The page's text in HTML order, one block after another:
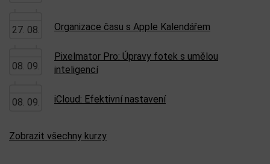
27. 08. Organizace času s Apple Kalendářem
08. 09.
Pixelmator Pro: Úpravy fotek s umělou
inteligencí
08. 09. iCloud: Efektivní nastavení
Zobrazit všechny kurzy